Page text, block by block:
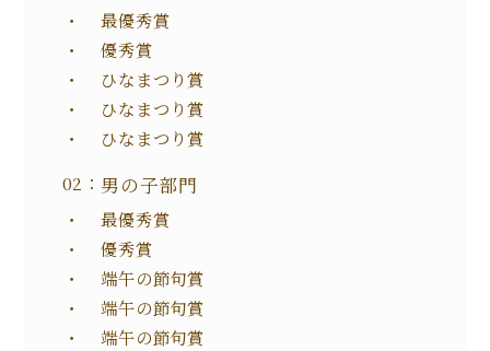
最優秀賞
優秀賞
ひなまつり賞
ひなまつり賞
ひなまつり賞
男の子部門
最優秀賞
優秀賞
端午の節句賞
端午の節句賞
端午の節句賞